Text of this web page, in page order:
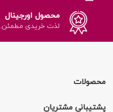
محصول اورجینال
لذت خریدی مطمئن.
محصولات
پشتیبانی مشتریان